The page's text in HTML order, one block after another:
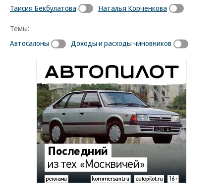
Таисия Бекбулатова
Наталья Корченкова
Темы:
Автосалоны
Доходы и расходы чиновников